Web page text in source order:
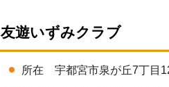
友遊いずみクラブ
所在 宇都宮市泉が丘7丁目